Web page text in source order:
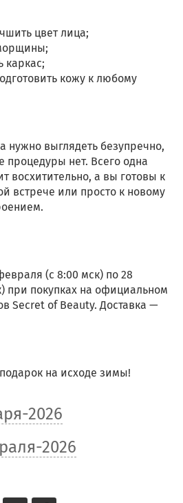
цвет лица;
каркас;
кожу к любому
нужно выглядеть безупречно,
нет. Всего одна
восхитительно, а вы готовы к
встрече или просто к новому
(с 8:00 мск) по 28
при покупках на официальном
Secret of Beauty. Доставка —
на исходе зимы!
2026
2026